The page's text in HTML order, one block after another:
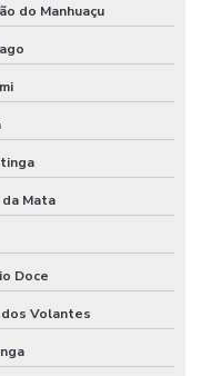
do Manhuaçu
da Mata
Doce
Volantes